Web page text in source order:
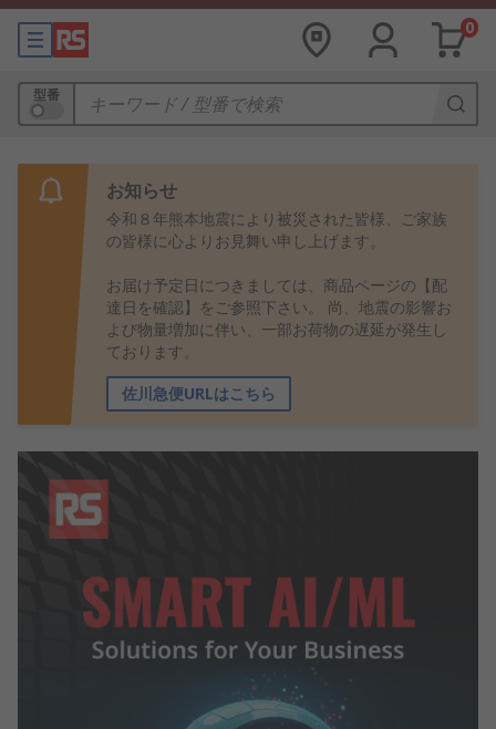
0
型番
お知らせ
令和８年熊本地震により被災された皆様、ご家族
の皆様に心よりお見舞い申し上げます。
お届け予定日につきましては、商品ページの【配
達日を確認】をご参照下さい。 尚、地震の影響お
よび物量増加に伴い、一部お荷物の遅延が発生し
ております。
佐川急便URLはこちら